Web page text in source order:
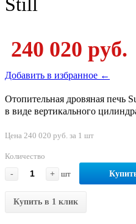
240 020 руб.
Добавить в избранное ←
Отопительная дровяная печь
в виде вертикального
Цена 240 020 руб. за 1 шт
Количество
-
+ шт
Купить в 1 клик